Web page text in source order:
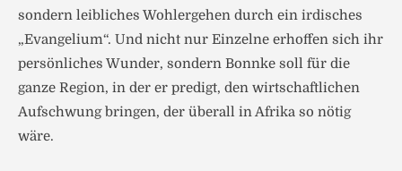
sondern leibliches Wohlergehen durch ein irdisches
„Evangelium“. Und nicht nur Einzelne erhoffen sich ihr
persönliches Wunder, sondern Bonnke soll für die
ganze Region, in der er predigt, den wirtschaftlichen
Aufschwung bringen, der überall in Afrika so nötig
wäre.